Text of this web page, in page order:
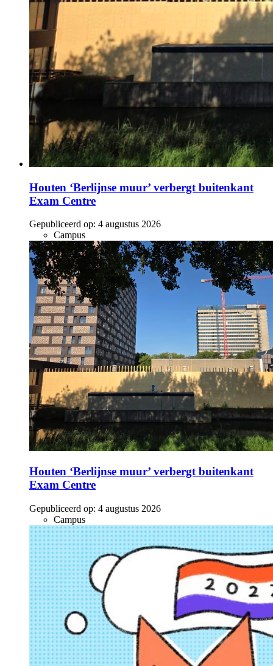
Houten ‘Berlijnse muur’ verbergt buitenkant
Exam Centre
Gepubliceerd op: 4 augustus 2026
Campus
Houten ‘Berlijnse muur’ verbergt buitenkant
Exam Centre
Gepubliceerd op: 4 augustus 2026
Campus